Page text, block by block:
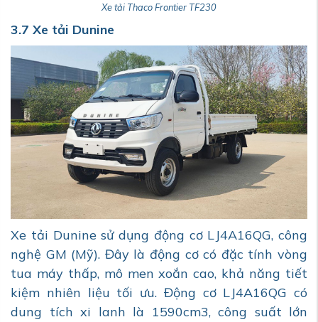
Xe tải Thaco Frontier TF230
3.7 Xe tải Dunine
Xe tải Dunine sử dụng động cơ LJ4A16QG, công
nghệ GM (Mỹ). Đây là động cơ có đặc tính vòng
tua máy thấp, mô men xoắn cao, khả năng tiết
kiệm nhiên liệu tối ưu. Động cơ LJ4A16QG có
dung tích xi lanh là 1590cm3, công suất lớn